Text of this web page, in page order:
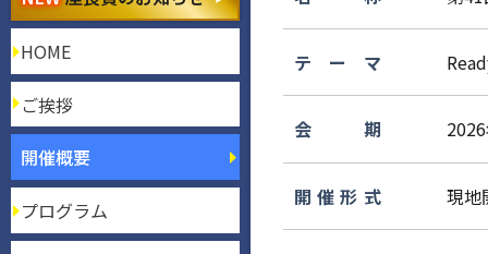
HOME
ご挨拶
開催概要
プログラム
テーマ
会期
開催形式 現地